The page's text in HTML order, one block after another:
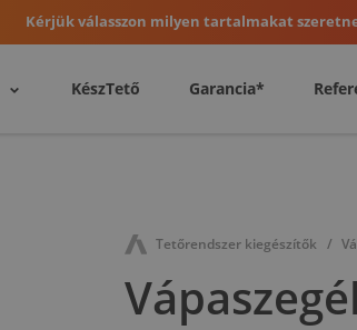
Kérjük válasszon milyen tartalmakat
KészTető Garancia*
Tetőrendszer kiegészítők